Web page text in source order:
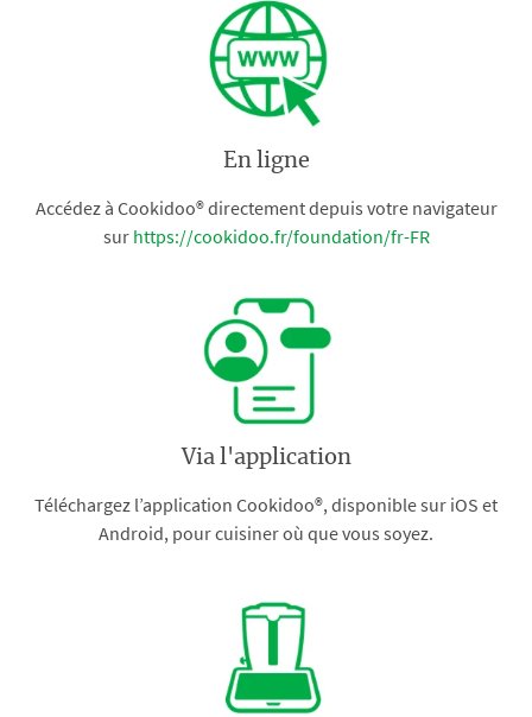
En ligne
Accédez à Cookidoo® directement depuis votre navigateur
sur https://cookidoo.fr/foundation/fr-FR
Via l'application
Téléchargez l’application Cookidoo®, disponible sur iOS et
Android, pour cuisiner où que vous soyez.